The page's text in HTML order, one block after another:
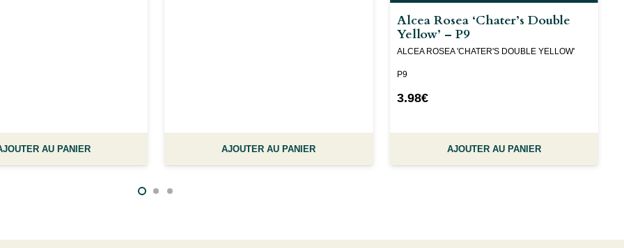
AU PANIER AJOUTER AU PANIER
Alcea Rosea ‘Chater’s Double
Yellow’ – P9
ALCEA ROSEA 'CHATER'S DOUBLE YELLOW'
P9
3.98€
AJOUTER AU PANIER